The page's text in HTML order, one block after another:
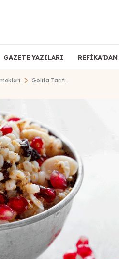
GAZETE YAZILARI REFİKA'DAN
Golifa Tarifi